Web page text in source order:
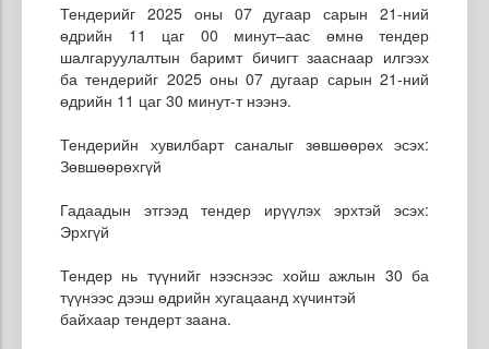
Тендерийг 2025 оны 07 дугаар сарын 21-ний
өдрийн 11 цаг 00 минут–аас өмнө тендер
шалгаруулалтын баримт бичигт зааснаар илгээх
ба тендерийг 2025 оны 07 дугаар сарын 21-ний
өдрийн 11 цаг 30 минут-т нээнэ.
Тендерийн хувилбарт саналыг зөвшөөрөх эсэх:
Зөвшөөрөхгүй
Гадаадын этгээд тендер ирүүлэх эрхтэй эсэх:
Эрхгүй
Тендер нь түүнийг нээснээс хойш ажлын 30 ба
түүнээс дээш өдрийн хугацаанд хүчинтэй
байхаар тендерт заана.